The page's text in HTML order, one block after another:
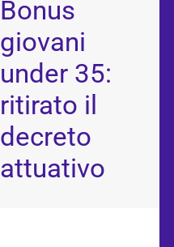
Bonus
giovani
under 35:
ritirato il
decreto
attuativo